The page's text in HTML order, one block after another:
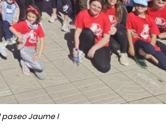
Jaume I